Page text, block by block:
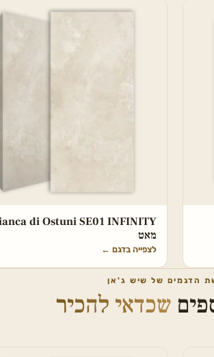
di Ostuni SE01 INFINITY
מאט
לצפייה בדגם ←
הדגמים של שיש ג'אן
שכדאי להכיר